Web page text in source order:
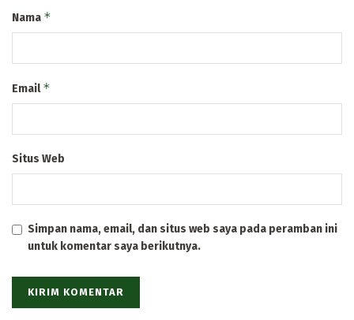
Nama *
Email*
Situs Web
Simpan nama, email, dan situs web saya pada peramban ini
untuk komentar saya berikutnya.